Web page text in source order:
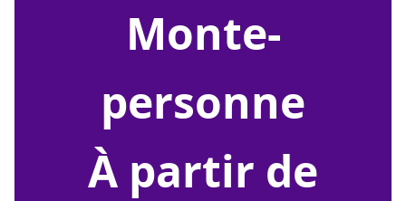
monte-
personne
À partir de